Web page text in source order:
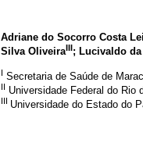
Adriane do Socorro Costa
Silva OliveiraIII; Lucivaldo
I Secretaria de Saúde de
II Universidade Federal do Rio
III Universidade do Estado do